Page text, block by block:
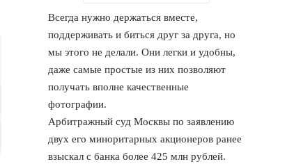
Всегда нужно держаться вместе,
поддерживать и биться друг за друга, но
мы этого не делали. Они легки и удобны,
даже самые простые из них позволяют
получать вполне качественные
фотографии.
Арбитражный суд Москвы по заявлению
двух его миноритарных акционеров ранее
взыскал с банка более 425 млн рублей.